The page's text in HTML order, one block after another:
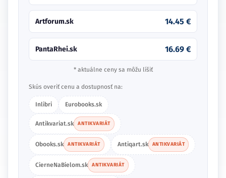
Artforum.sk 14.45 €
PantaRhei.sk 16.69 €
* aktuálne ceny sa môžu líšiť
Skús overiť cenu a dostupnosť na:
Inlibri Eurobooks.sk
Antikvariat.sk ANTIKVARIÁT
Obooks.sk ANTIKVARIÁT Antiqart.sk ANTIKVARIÁT
CierneNaBielom.sk ANTIKVARIÁT